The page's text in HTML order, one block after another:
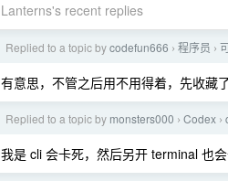
Lanterns's recent replies
Replied to a topic bycodefun666 › 程序员 ›
有意思，不管之后用不用得着，先收藏
Replied to a topic by monsters000 › Codex ›
我是 cli 会卡死，然后另开 terminal 也